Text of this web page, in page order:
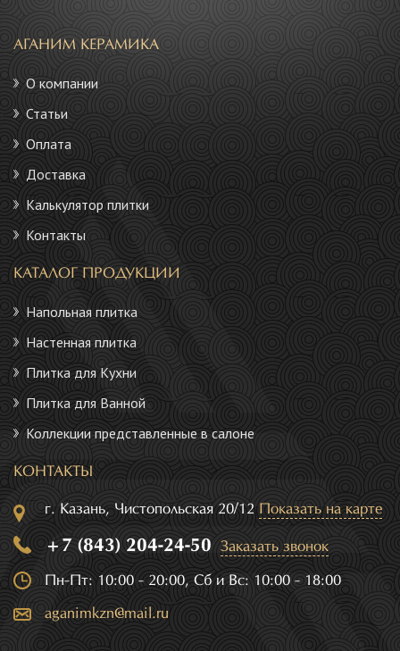
АГАНИМ КЕРАМИКА
О компании
Статьи
Оплата
Доставка
Калькулятор плитки
Контакты
КАТАЛОГ ПРОДУКЦИИ
Напольная плитка
Настенная плитка
Плитка для Кухни
Плитка для Ванной
Коллекции представленные в салоне
КОНТАКТЫ
г. Казань, Чистопольская 20/12 Показать на карте
+7 (843) 204-24-50 Заказать звонок
Пн-Пт: 10:00 - 20:00, Сб и Вс: 10:00 - 18:00
aganimkzn@mail.ru